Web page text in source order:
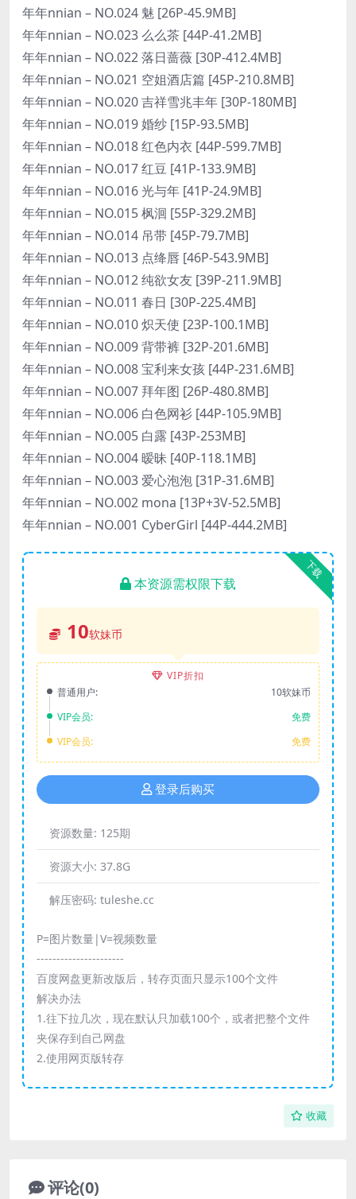
年年nnian – NO.024 魅 [26P-45.9MB]
年年nnian – NO.023 么么茶 [44P-41.2MB]
年年nnian – NO.022 落日蔷薇 [30P-412.4MB]
年年nnian – NO.021 空姐酒店篇 [45P-210.8MB]
年年nnian – NO.020 吉祥雪兆丰年 [30P-180MB]
年年nnian – NO.019 婚纱 [15P-93.5MB]
年年nnian – NO.018 红色内衣 [44P-599.7MB]
年年nnian – NO.017 红豆 [41P-133.9MB]
年年nnian – NO.016 光与年 [41P-24.9MB]
年年nnian – NO.015 枫洄 [55P-329.2MB]
年年nnian – NO.014 吊带 [45P-79.7MB]
年年nnian – NO.013 点绛唇 [46P-543.9MB]
年年nnian – NO.012 纯欲女友 [39P-211.9MB]
年年nnian – NO.011 春日 [30P-225.4MB]
年年nnian – NO.010 炽天使 [23P-100.1MB]
年年nnian – NO.009 背带裤 [32P-201.6MB]
年年nnian – NO.008 宝利来女孩 [44P-231.6MB]
年年nnian – NO.007 拜年图 [26P-480.8MB]
年年nnian – NO.006 白色网衫 [44P-105.9MB]
年年nnian – NO.005 白露 [43P-253MB]
年年nnian – NO.004 暧昧 [40P-118.1MB]
年年nnian – NO.003 爱心泡泡 [31P-31.6MB]
年年nnian – NO.002 mona [13P+3V-52.5MB]
年年nnian – NO.001 CyberGirl [44P-444.2MB]
下载
本资源需权限下载
10软妹币
VIP折扣
普通用户:
10软妹币
VIP会员:
免费
VIP会员:
免费
登录后购买
资源数量: 125期
资源大小: 37.8G
解压密码: tuleshe.cc
P=图片数量|V=视频数量
----------------------
百度网盘更新改版后，转存页面只显示100个文件
解决办法
1.往下拉几次，现在默认只加载100个，或者把整个文件
夹保存到自己网盘
2.使用网页版转存
收藏
评论(0)